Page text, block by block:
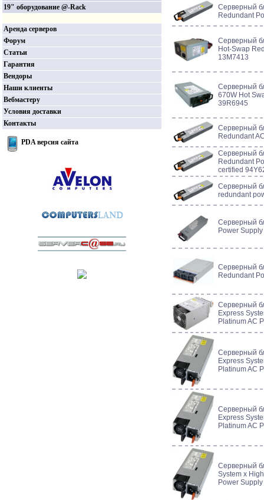
19" оборудование @-Rack
Аренда серверов
Форум
Статьи
Гарантия
Вендоры
Наши клиенты
Вебмастеру
Условия доставки
Контакты
PDA версия сайта
Серверный
Redundant
Серверный
Hot-Swap
13M7413
Серверный
670W Hot
39R6945
Серверный
Redundant
Серверный
Redundant
certified
Серверный
redundant
Серверный
Power
Серверный
Redundant
Серверный
Express
Platinum AC
Серверный
Express
Platinum AC
Серверный
Express
Platinum AC
Серверный
System x
Power